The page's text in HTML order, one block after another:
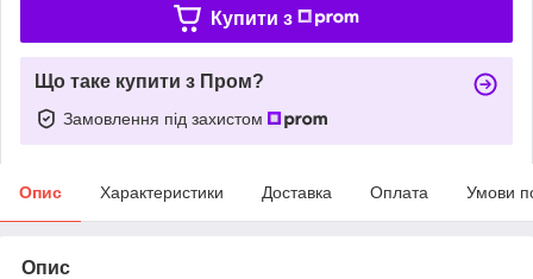
Купити з
Що таке купити з Пром?
Замовлення під захистом
Опис Характеристики Доставка Оплата Умови
Опис